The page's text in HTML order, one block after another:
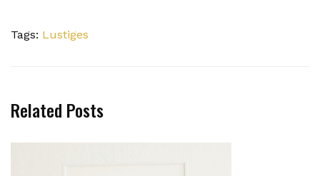
Tags: Lustiges
Related Posts